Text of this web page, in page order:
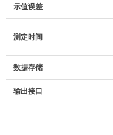
示值误差
测定时间
数据存储
输出接口